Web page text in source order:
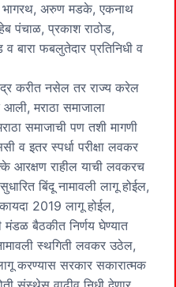
भागरथ, अरुण मडके, एकनाथ
पंचाळ, प्रकाश राठोड,
व बारा फबलुतेदार प्रतिनिधी व
करीत नसेल तर राज्य करेल
मराठा समाजाला
समाजाची पण तशी मागणी
व इतर स्पर्धा परीक्षा लवकर
आरक्षण राहील याची लवकरच
बिंदू नामावली लागू होईल,
2019 लागू होईल,
मंडळ बैठकीत निर्णय घेण्यात
स्थगिती लवकर उठेल,
करण्यास सरकार सकारात्मक